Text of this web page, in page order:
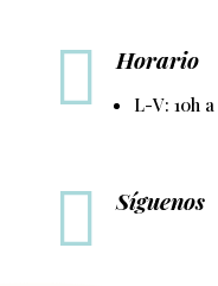
 Horario
L-V: 10h a
 Síguenos